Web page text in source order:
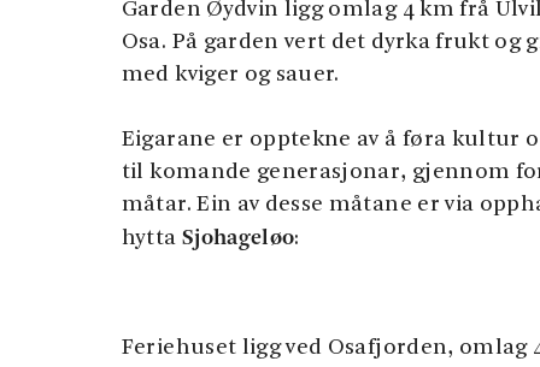
Garden Øydvin ligg omlag 4 km frå
Osa. På garden vert det dyrka frukt
med kviger og sauer.
Eigarane er opptekne av å føra kultur
til komande generasjonar, gjennom
måtar. Ein av desse måtane er via
hytta Sjohageløo:
Feriehuset ligg ved Osafjorden, omlag